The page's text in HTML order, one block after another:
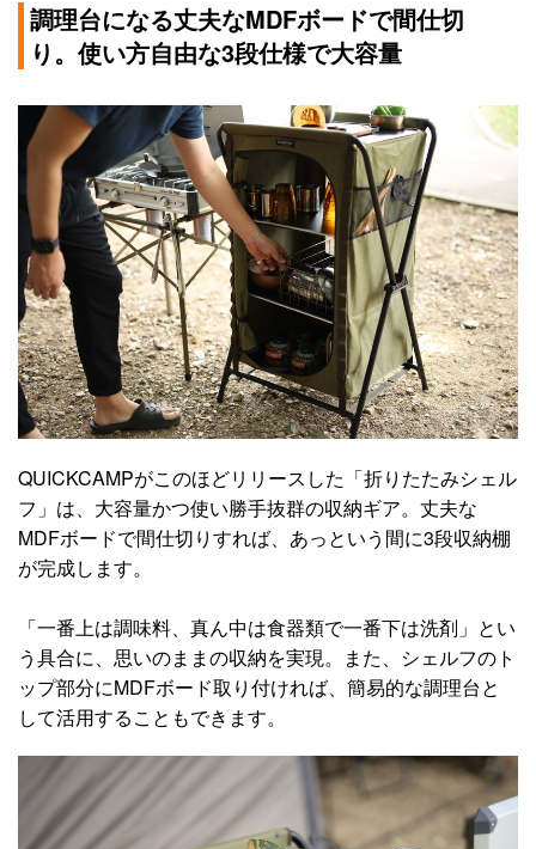
調理台になる丈夫なMDFボードで間仕切
り。使い方自由な3段仕様で大容量
QUICKCAMPがこのほどリリースした「折りたたみシェル
フ」は、大容量かつ使い勝手抜群の収納ギア。丈夫な
MDFボードで間仕切りすれば、あっという間に3段収納棚
が完成します。
「一番上は調味料、真ん中は食器類で一番下は洗剤」とい
う具合に、思いのままの収納を実現。また、シェルフのト
ップ部分にMDFボード取り付ければ、簡易的な調理台と
して活用することもできます。